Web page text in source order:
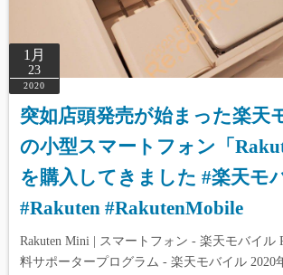
1月
23
2020
突如店頭発売が始まった楽天
の小型スマートフォン「
を購入してきました #楽天モ
#Rakuten #RakutenMobile
Rakuten Mini | スマートフォン - 楽天モバイル
料サポータープログラム - 楽天モバイル 2020